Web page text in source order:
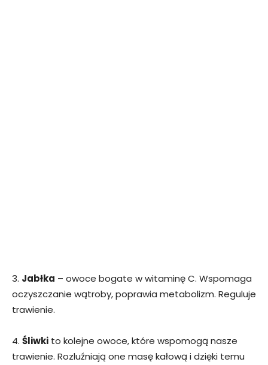
3. Jabłka – owoce bogate w witaminę C. Wspomaga
oczyszczanie wątroby, poprawia metabolizm. Reguluje
trawienie.
4. Śliwki to kolejne owoce, które wspomogą nasze
trawienie. Rozluźniają one masę kałową i dzięki temu